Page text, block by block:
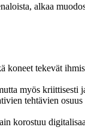
alkaa
koneet tekevät
myös
tehtävien osuus
korostuu